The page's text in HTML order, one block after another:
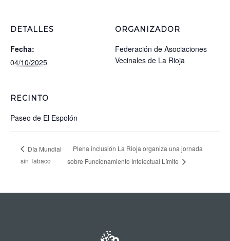
DETALLES
Fecha:
04/10/2025
ORGANIZADOR
Federación de Asociaciones
Vecinales de La Rioja
RECINTO
Paseo de El Espolón
Día Mundial
sin Tabaco
Plena inclusión La Rioja organiza una jornada
sobre Funcionamiento Intelectual Límite